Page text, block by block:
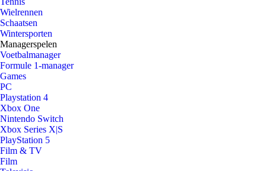
Wielrennen
Schaatsen
Wintersporten
Managerspelen
Voetbalmanager
Formule 1-manager
Games
PC
Playstation 4
Xbox One
Nintendo Switch
Xbox Series X|S
PlayStation 5
Film & TV
Film